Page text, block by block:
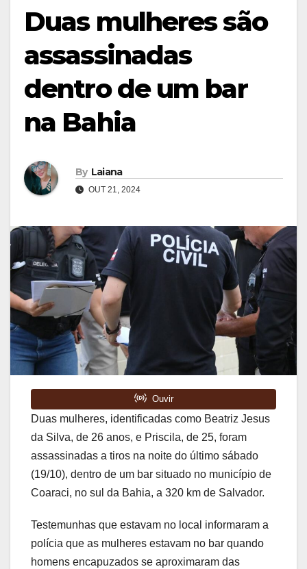
Duas mulheres são
assassinadas
dentro de um bar
na Bahia
By Laiana
OUT 21, 2024
Duas mulheres, identificadas como Beatriz Jesus
da Silva, de 26 anos, e Priscila, de 25, foram
assassinadas a tiros na noite do último sábado
(19/10), dentro de um bar situado no município de
Coaraci, no sul da Bahia, a 320 km de Salvador.
Testemunhas que estavam no local informaram a
polícia que as mulheres estavam no bar quando
homens encapuzados se aproximaram das